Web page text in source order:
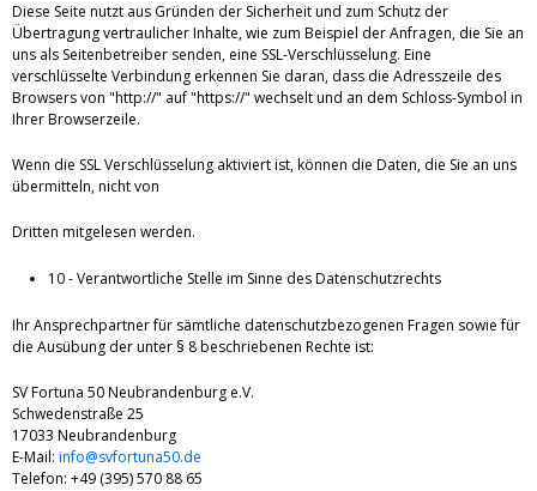
Diese Seite nutzt aus Gründen der Sicherheit und zum Schutz der
Übertragung vertraulicher Inhalte, wie zum Beispiel der Anfragen, die Sie an
uns als Seitenbetreiber senden, eine SSL-Verschlüsselung. Eine
verschlüsselte Verbindung erkennen Sie daran, dass die Adresszeile des
Browsers von "http://" auf "https://" wechselt und an dem Schloss-Symbol in
Ihrer Browserzeile.
Wenn die SSL Verschlüsselung aktiviert ist, können die Daten, die Sie an uns
übermitteln, nicht von
Dritten mitgelesen werden.
10 - Verantwortliche Stelle im Sinne des Datenschutzrechts
Ihr Ansprechpartner für sämtliche datenschutzbezogenen Fragen sowie für
die Ausübung der unter § 8 beschriebenen Rechte ist:
SV Fortuna 50 Neubrandenburg e.V.
Schwedenstraße 25
17033 Neubrandenburg
E-Mail: info@svfortuna50.de
Telefon: +49 (395) 570 88 65